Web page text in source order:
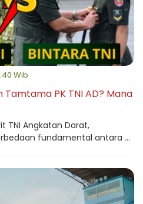
Wib
PK TNI AD? Mana
TNI Angkatan Darat,
fundamental antara ...